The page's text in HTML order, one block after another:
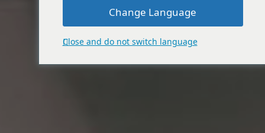
Change Language
Close and do not switch language